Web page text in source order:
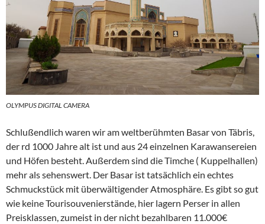
OLYMPUS DIGITAL CAMERA
Schlußendlich waren wir am weltberühmten Basar von Täbris,
der rd 1000 Jahre alt ist und aus 24 einzelnen Karawansereien
und Höfen besteht. Außerdem sind die Timche ( Kuppelhallen)
mehr als sehenswert. Der Basar ist tatsächlich ein echtes
Schmuckstück mit überwältigender Atmosphäre. Es gibt so gut
wie keine Tourisouvenierstände, hier lagern Perser in allen
Preisklassen, zumeist in der nicht bezahlbaren 11.000€